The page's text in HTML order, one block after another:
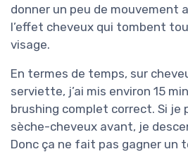
donner un peu de mouvement
l’effet cheveux qui tombent
visage.
En termes de temps, sur
serviette, j’ai mis environ 15
brushing complet correct. Si je
sèche-cheveux avant, je
Donc ça ne fait pas gagner un